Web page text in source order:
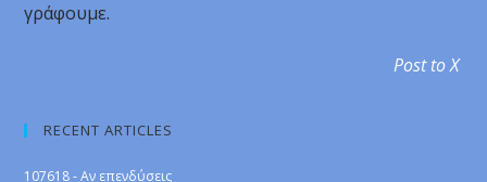
γράφουμε.
Post to X
RECENT ARTICLES
107618 - Αν επενδύσεις